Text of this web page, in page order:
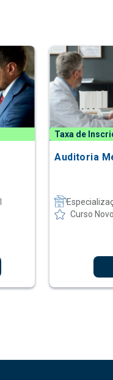
Taxa de
Auditoria
Curso Novo